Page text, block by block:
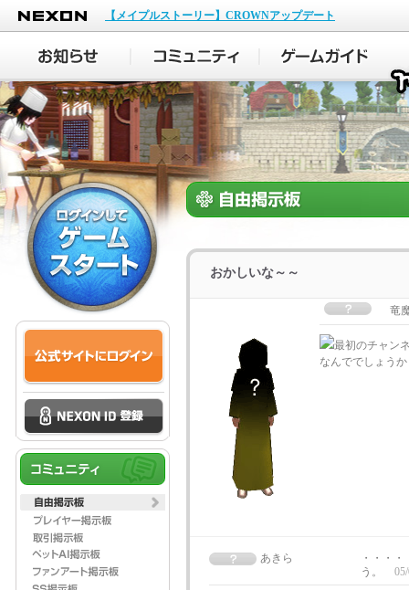
NEXON
【メイプルストーリー】CROWNアップデート
おかしいな～～
竜
最初のチャン
なんででしょうか
あきら
・・・
う。